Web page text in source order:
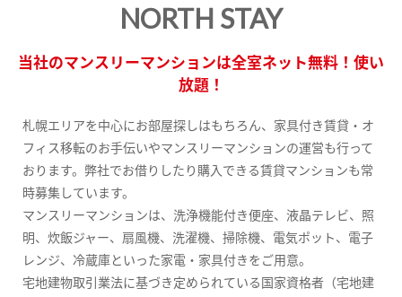
NORTH STAY
当社のマンスリーマンションは全室ネット無料！使い
放題！
札幌エリアを中心にお部屋探しはもちろん、家具付き賃貸・オ
フィス移転のお手伝いやマンスリーマンションの運営も行って
おります。弊社でお借りしたり購入できる賃貸マンションも常
時募集しています。
マンスリーマンションは、洗浄機能付き便座、液晶テレビ、照
明、炊飯ジャー、扇風機、洗濯機、掃除機、電気ポット、電子
レンジ、冷蔵庫といった家電・家具付きをご用意。
宅地建物取引業法に基づき定められている国家資格者（宅地建